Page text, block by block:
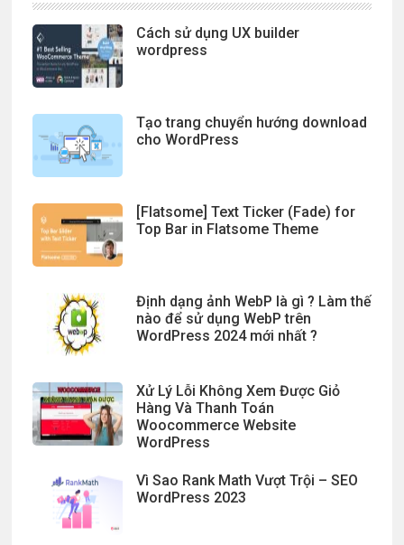
Cách sử dụng UX builder
wordpress
Tạo trang chuyển hướng download
cho WordPress
[Flatsome] Text Ticker (Fade) for
Top Bar in Flatsome Theme
Định dạng ảnh WebP là gì ? Làm thế
nào để sử dụng WebP trên
WordPress 2024 mới nhất ?
Xử Lý Lỗi Không Xem Được Giỏ
Hàng Và Thanh Toán
Woocommerce Website
WordPress
Vì Sao Rank Math Vượt Trội – SEO
WordPress 2023